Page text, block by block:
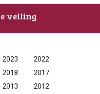
veiling
2023
2022
2018
2017
2013
2012